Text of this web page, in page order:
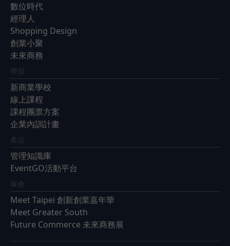
數位時代
經理人
Shopping Design
創業小聚
未來商務
學習
新商業學校
線上課程
課程團票方案
企業內訓計畫
產品
管理知識庫
EventGO活動平台
展會
Meet Taipei 創新創業嘉年華
Meet Greater South
Future Commerce 未來商務展